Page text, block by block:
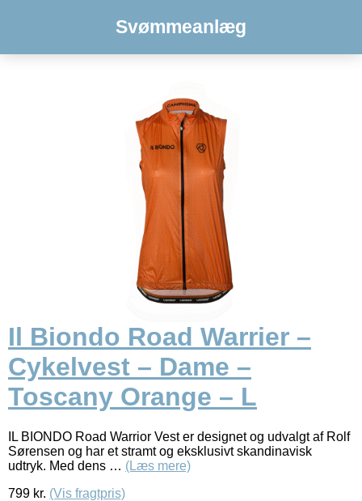
Svømmeanlæg
Il Biondo Road Warrier –
Cykelvest – Dame –
Toscany Orange – L
IL BIONDO Road Warrior Vest er designet og udvalgt af Rolf
Sørensen og har et stramt og eksklusivt skandinavisk
udtryk. Med dens … (Læs mere)
799 kr. (Vis fragtpris)